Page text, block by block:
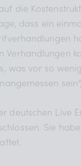
die
dass ein
Verhandlungen
was vor so
deutschen Live
Sie